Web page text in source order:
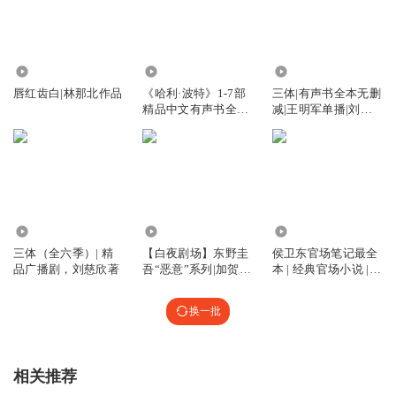
唇红齿白|林那北作品
《哈利·波特》1-7部
精品中文有声书全集|
积木演播
三体|有声书全本无删
减|王明军单播|刘慈
三体（全六季）| 精
品广播剧，刘慈欣著
【白夜剧场】东野圭
吾“恶意”系列|加贺恭
侯卫东官场笔记最全
本 | 经典官场小说 |
换一批
相关推荐